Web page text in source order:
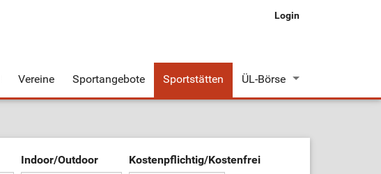
Login
Vereine Sportangebote Sportstätten ÜL-Börse
Indoor/Outdoor Kostenpflichtig/Kostenfrei